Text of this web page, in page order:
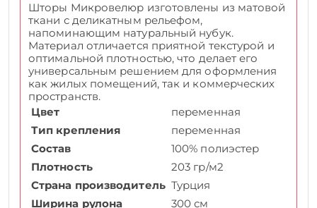
Шторы Микровелюр изготовлены из матовой
ткани с деликатным рельефом,
напоминающим натуральный нубук.
Материал отличается приятной текстурой и
оптимальной плотностью, что делает его
универсальным решением для оформления
как жилых помещений, так и коммерческих
пространств.
Цвет
переменная
Тип крепления
переменная
Состав
100% полиэстер
Плотность
203 гр/м2
Страна производитель Турция
Ширина рулона
300 см